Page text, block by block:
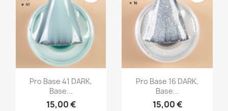
 Vista rápida
Pro Base 41 DARK,
Base...
15,00 €
 Vista rápida
Pro Base 16 DARK,
Base...
15,00 €